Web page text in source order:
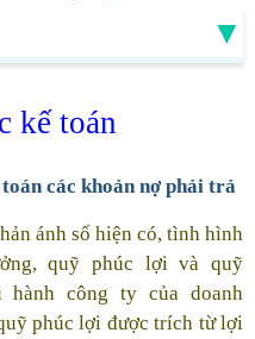
▼
kế toán
các khoản nợ phải trả
ánh số hiện có, tình hình
quỹ phúc lợi và quỹ
công ty của doanh
phúc lợi được trích từ lợi